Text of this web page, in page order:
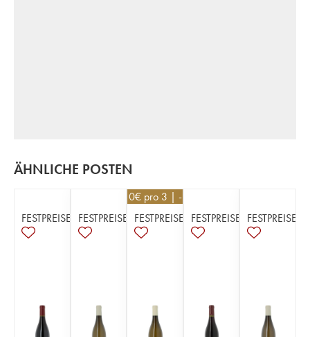
ÄHNLICHE POSTEN
FESTPREISE FESTPREISE
35,10€ pro 3 | -10%
FESTPREISE
FESTPREISE FESTPREISE